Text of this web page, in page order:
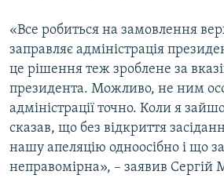
Усі сайти RFE/RL
«Все робиться на замовлення
заправляє адміністрація
це рішення теж зроблене за
президента. Можливо, не ним
адміністрації точно. Коли я
сказав, що без відкриття
нашу апеляцію одноосібно і що
неправомірна», – заявив Сергій